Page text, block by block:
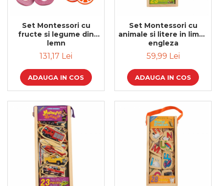
Set Montessori cu
fructe si legume din
lemn
131,17 Lei
ADAUGA IN COS
Set Montessori cu
animale si litere in limba
engleza
59,99 Lei
ADAUGA IN COS